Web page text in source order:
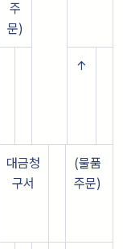
주
문)
↑
대금청
구서
(물품
주문)